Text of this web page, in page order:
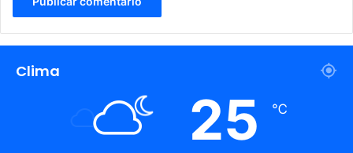
Clima
25 ℃